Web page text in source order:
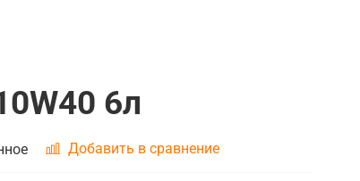
6л
Добавить в сравнение